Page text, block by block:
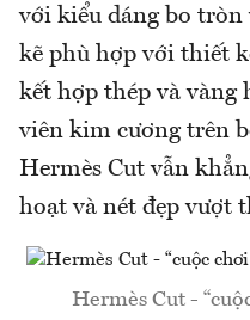
với kiểu dáng bo tròn
kẽ phù hợp với thiết
kết hợp thép và
viên kim cương trên
Hermès Cut vẫn
hoạt và nét đẹp vượt
Hermès Cut -